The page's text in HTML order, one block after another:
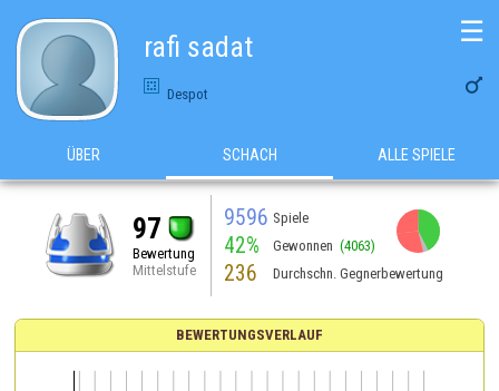
rafi sadat
Despot 
☰
ÜBER SCHACH ALLE SPIELE
97
Bewertung
Mittelstufe
9596 Spiele
42% Gewonnen (4063)
236 Durchschn. Gegnerbewertung
BEWERTUNGSVERLAUF